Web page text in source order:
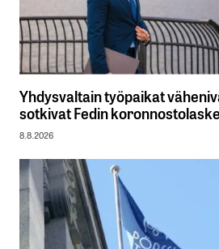
Yhdysvaltain työpaikat
sotkivat Fedin
8.8.2026